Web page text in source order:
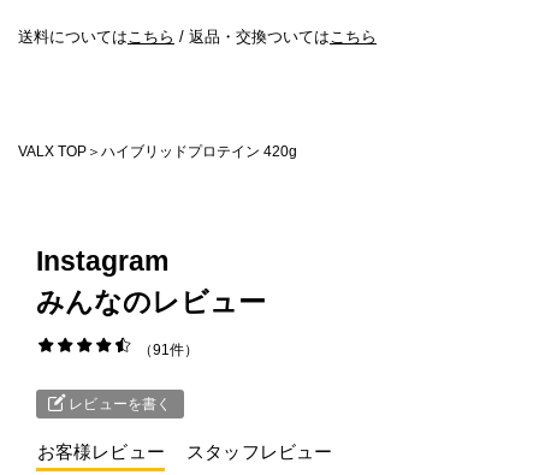
ふるなび
VALX GYM
FOLLOW US
ENGLISH
送料についてはこちら / 返品・交換ついてはこちら
VALX TOP ハイブリッドプロテイン 420g
Instagram
みんなのレビュー
91件
レビューを書く
スタッフレビュー